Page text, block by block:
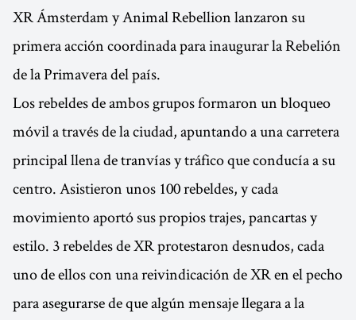
XR Ámsterdam y Animal Rebellion lanzaron su
primera acción coordinada para inaugurar la Rebelión
de la Primavera del país.
Los rebeldes de ambos grupos formaron un bloqueo
móvil a través de la ciudad, apuntando a una carretera
principal llena de tranvías y tráfico que conducía a su
centro. Asistieron unos 100 rebeldes, y cada
movimiento aportó sus propios trajes, pancartas y
estilo. 3 rebeldes de XR protestaron desnudos, cada
uno de ellos con una reivindicación de XR en el pecho
para asegurarse de que algún mensaje llegara a la